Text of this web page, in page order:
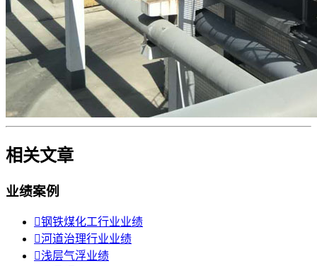
相关文章
业绩案例
钢铁煤化工行业业绩
河道治理行业业绩
浅层气浮业绩